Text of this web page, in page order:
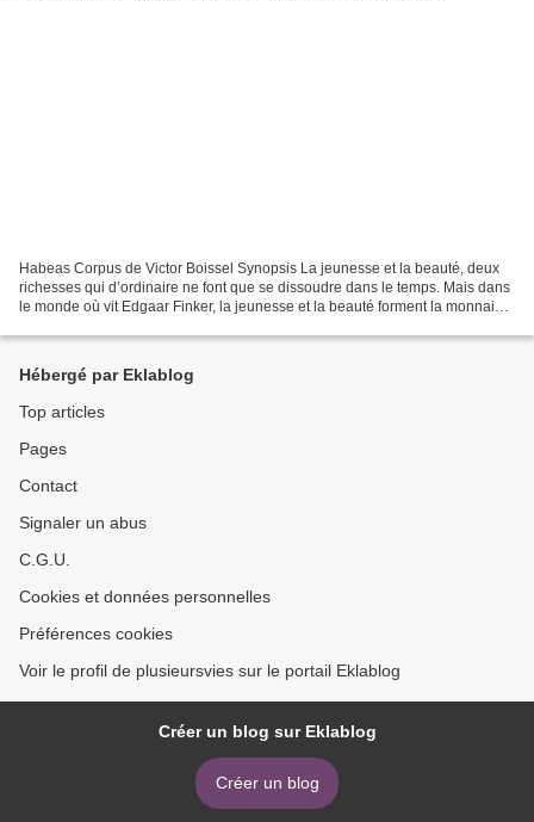
Habeas Corpus de Victor Boissel Synopsis La jeunesse et la beauté, deux
richesses qui d’ordinaire ne font que se dissoudre dans le temps. Mais dans
le monde où vit Edgaar Finker, la jeunesse et la beauté forment la monnaie
Hébergé par Eklablog
Top articles
Pages
Contact
Signaler un abus
C.G.U.
Cookies et données personnelles
Préférences cookies
Voir le profil de plusieursvies sur le portail Eklablog
Créer un blog sur Eklablog
Créer un blog